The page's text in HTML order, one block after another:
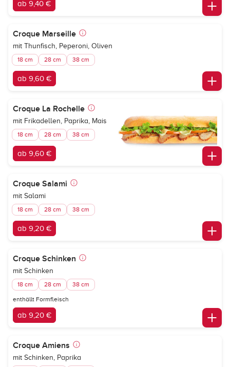
ab 9,40 €
Croque Marseille
mit Thunfisch, Peperoni, Oliven
18 cm 28 cm 38 cm
ab 9,60 €
Croque La Rochelle
mit Frikadellen, Paprika, Mais
18 cm 28 cm 38 cm
ab 9,60 €
Croque Salami
mit Salami
18 cm 28 cm 38 cm
ab 9,20 €
Croque Schinken
mit Schinken
18 cm 28 cm 38 cm
enthällt Formfleisch
ab 9,20 €
Croque Amiens
mit Schinken, Paprika